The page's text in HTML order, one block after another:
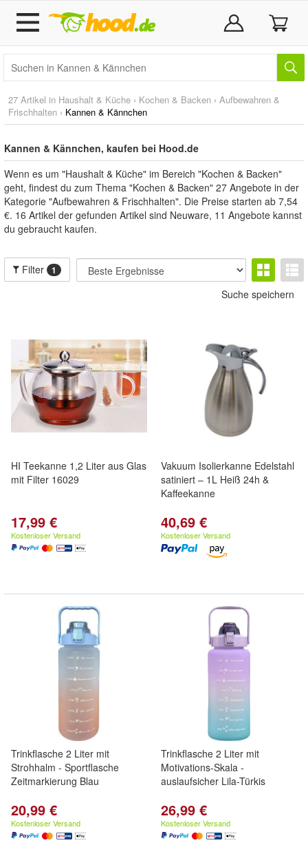
27 Artikel in Haushalt & Küche › Kochen & Backen › Aufbewahren &
Frischhalten › Kannen & Kännchen
Kannen & Kännchen, kaufen bei Hood.de
Wenn es um "Haushalt & Küche" im Bereich "Kochen & Backen"
geht, findest du zum Thema "Kochen & Backen" 27 Angebote in der
Kategorie "Aufbewahren & Frischhalten". Die Preise starten ab 7,54
€. 16 Artikel der gefunden Artikel sind Neuware, 11 Angebote kannst
du gebraucht kaufen.
Filter 1
Suche speichern
HI Teekanne 1,2 Liter aus Glas
mit Filter 16029
17,99 €
Kostenloser Versand
Vakuum Isolierkanne Edelstahl
satiniert – 1L Heiß 24h &
Kaffeekanne
40,69 €
Kostenloser Versand
Trinkflasche 2 Liter mit
Strohhalm - Sportflasche
Zeitmarkierung Blau
20,99 €
Kostenloser Versand
Trinkflasche 2 Liter mit
Motivations-Skala -
auslaufsicher Lila-Türkis
26,99 €
Kostenloser Versand